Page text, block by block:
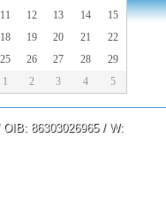
11 12 13 14
15
18 19 20 21
22
25 26 27 28
29
1 2 3 4 5
86303026965 / W: